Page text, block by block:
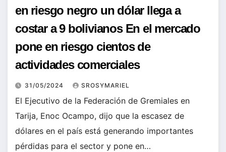
en riesgo negro un dólar llega a
costar a 9 bolivianos En el mercado
pone en riesgo cientos de
actividades comerciales
31/05/2024 SROSYMARIEL
El Ejecutivo de la Federación de Gremiales en
Tarija, Enoc Ocampo, dijo que la escasez de
dólares en el país está generando importantes
pérdidas para el sector y pone en…